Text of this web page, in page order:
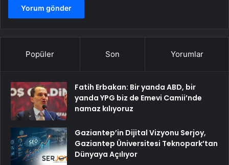
Popüler Son Yorumlar
Fatih Erbakan: Bir yanda ABD, bir
yanda YPG biz de Emevi Camii’nde
namaz kılıyoruz
Gaziantep’in Dijital Vizyonu Serjoy,
Gaziantep Üniversitesi Teknopark’tan
Dünyaya Açılıyor